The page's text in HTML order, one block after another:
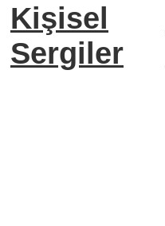
Kişisel
Sergiler